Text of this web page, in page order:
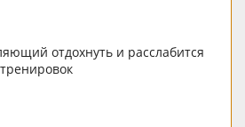
отдохнуть и расслабится